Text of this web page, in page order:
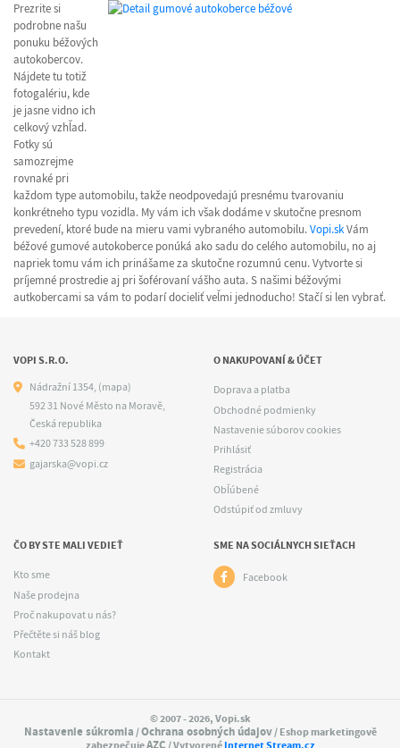
Prezrite si
podrobne našu
ponuku béžových
autokobercov.
Nájdete tu totiž
fotogalériu, kde
je jasne vidno ich
celkový vzhľad.
Fotky sú
samozrejme
rovnaké pri
každom type automobilu, takže neodpovedajú presnému tvarovaniu
konkrétneho typu vozidla. My vám ich však dodáme v skutočne presnom
prevedení, ktoré bude na mieru vami vybraného automobilu.Vopi.skVám
béžové gumové autokoberce ponúká ako sadu do celého automobilu, no aj
napriek tomu vám ich prinášame za skutočne rozumnú cenu. Vytvorte si
príjemné prostredie aj pri šoférovaní vášho auta. S našimi béžovými
autkobercami sa vám to podarí docieliť veľmi jednoducho! Stačí si len vybrať.
VOPI S.R.O.
Nádražní 1354,(mapa)
592 31 Nové Město na Moravě,
Česká republika
+420 733 528 899
gajarska@vopi.cz
O NAKUPOVANÍ & ÚČET
Doprava a platba
Obchodné podmienky
Nastavenie súborov cookies
Prihlásiť
Registrácia
Obľúbené
Odstúpiť od zmluvy
ČO BY STE MALI VEDIEŤ
Kto sme
Naše prodejna
Proč nakupovat u nás?
Přečtěte si náš blog
Kontakt
SME NA SOCIÁLNYCH SIEŤACH
Facebook
© 2007 - 2026, Vopi.sk
Nastavenie súkromia/Ochrana osobných údajov/ Eshop marketingově